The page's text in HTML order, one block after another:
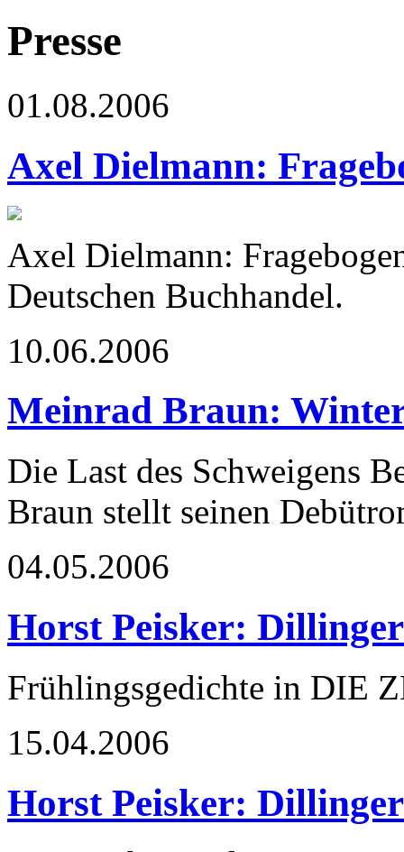
Presse
01.08.2006
Axel Dielmann:
Axel Dielmann:
Deutschen Buchhandel.
10.06.2006
Meinrad Braun:
Die Last des Schweigens
Braun stellt seinen
04.05.2006
Horst Peisker:
Frühlingsgedichte in DIE
15.04.2006
Horst Peisker: